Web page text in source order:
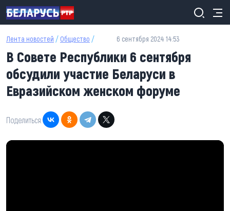
Перейти к основному содержанию
Лента новостей / Общество / 6 сентября 2024 14:53
В Совете Республики 6 сентября
обсудили участие Беларуси в
Евразийском женском форуме
Поделиться: